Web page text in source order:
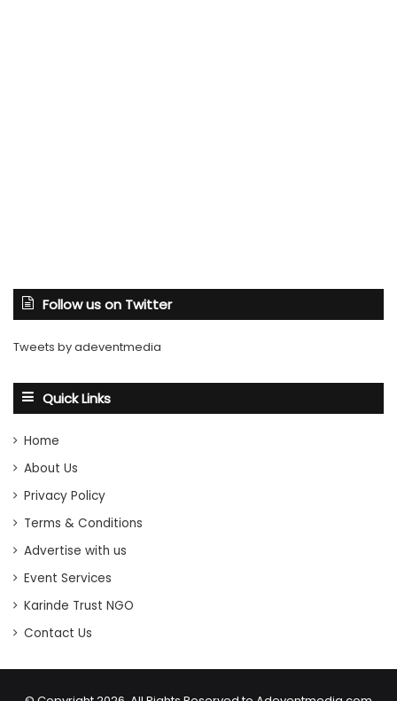
Follow us on Twitter
Tweets by adeventmedia
Quick Links
Home
About Us
Privacy Policy
Terms & Conditions
Advertise with us
Event Services
Karinde Trust NGO
Contact Us